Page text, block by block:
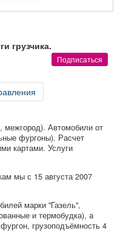
Проекты
Погода
грузчика.
Подписаться
межгород). Автомобили от
фургоны). Расчет
картами. Услуги
мы с 15 августа 2007
марки "Газель",
и термобудка), а
грузоподъёмность 4